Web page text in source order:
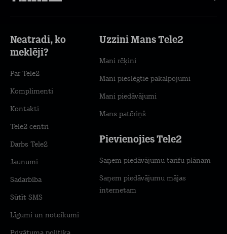
Neatradi, ko
meklēji?
Par Tele2
Komplimenti
Kontakti
Tele2 centri
Darbs Tele2
Jaunumi
Sadarbība
Sūtīt SMS
Līgumi un noteikumi
Uzzini Mans Tele2
Mani rēķini
Mani pieslēgtie pakalpojumi
Mani piedāvājumi
Mans patēriņš
Pievienojies Tele2
Saņem piedāvājumu tarifu plānam
Saņem piedāvājumu mājas
internetam